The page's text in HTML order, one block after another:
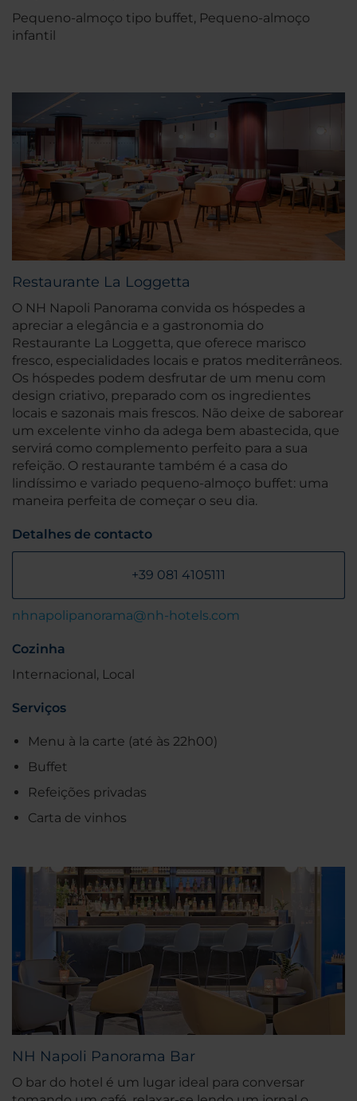
Pequeno-almoço tipo buffet, Pequeno-almoço
infantil
Restaurante La Loggetta
O NH Napoli Panorama convida os hóspedes a
apreciar a elegância e a gastronomia do
Restaurante La Loggetta, que oferece marisco
fresco, especialidades locais e pratos mediterrâneos.
Os hóspedes podem desfrutar de um menu com
design criativo, preparado com os ingredientes
locais e sazonais mais frescos. Não deixe de saborear
um excelente vinho da adega bem abastecida, que
servirá como complemento perfeito para a sua
refeição. O restaurante também é a casa do
lindíssimo e variado pequeno-almoço buffet: uma
maneira perfeita de começar o seu dia.
Detalhes de contacto
+39 081 4105111
nhnapolipanorama@nh-hotels.com
Cozinha
Internacional, Local
Serviços
Menu à la carte (até às 22h00)
Buffet
Refeições privadas
Carta de vinhos
NH Napoli Panorama Bar
O bar do hotel é um lugar ideal para conversar